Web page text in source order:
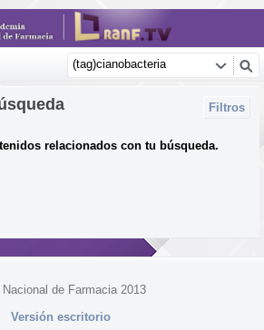
Filtros
relacionados con tu búsqueda.
de Farmacia 2013
Versión escritorio